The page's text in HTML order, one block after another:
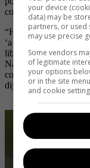
contrato para que
“Hubo un equipo
‘a nosotros no nos
libertad de ficharlo, lo
Nairo, vienes aquí por
corredor’, quiero
dijo Víctor Hugo
your device
data) may be
partners, or used
may use precise
Some vendors
of legitimate
your options
or in the site
and cookie